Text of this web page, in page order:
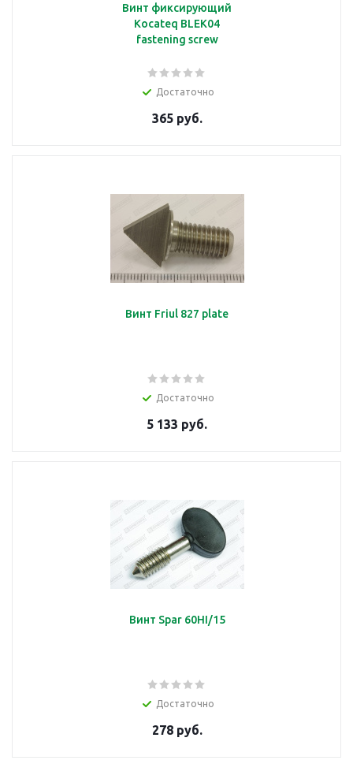
Винт фиксирующий
Kocateq BLEK04
fastening screw
Достаточно
365 руб.
Винт Friul 827 plate
Достаточно
5 133 руб.
Винт Spar 60HI/15
Достаточно
278 руб.